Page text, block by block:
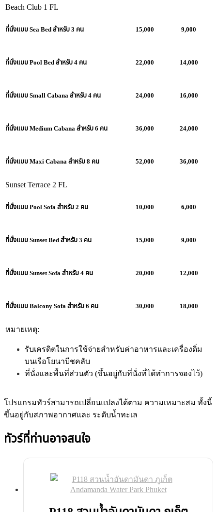
Beach Club 1 FL
ที่นั่งแบบ Sea Bed สำหรับ 3 คน 15,000 9,000
ที่นั่งแบบ Pool Bed สำหรับ 4 คน 22,000 14,000
ที่นั่งแบบ Small Cabana สำหรับ 4 คน 24,000 16,000
ที่นั่งแบบ Medium Cabana สำหรับ 6 คน 36,000 24,000
ที่นั่งแบบ Maxi Cabana สำหรับ 8 คน 52,000 36,000
Sunset Terrace 2 FL
ที่นั่งแบบ Pool Sofa สำหรับ 2 คน 10,000 6,000
ที่นั่งแบบ Sunset Bed สำหรับ 3 คน 15,000 9,000
ที่นั่งแบบ Sunset Sofa สำหรับ 4 คน 20,000 12,000
ที่นั่งแบบ Balcony Sofa สำหรับ 6 คน 30,000 18,000
หมายเหตุ:
รับเครดิตในการใช้จ่ายสำหรับค่าอาหารและเครื่องดิ่ม
บนเรือโยนาบีชคลับ
ที่นั่งและพื้นที่ส่วนตัว (ขึ้นอยู่กับที่นั่งที่ได้ทำการจองไว้)
โปรแกรมทัวร์สามารถเปลี่ยนแปลงได้ตาม ความเหมาะสม ทั้งนี้
ขึ้นอยู่กับสภาพอากาศและ ระดับน้ำทะเล
ทัวร์ที่ท่านอาจสนใจ